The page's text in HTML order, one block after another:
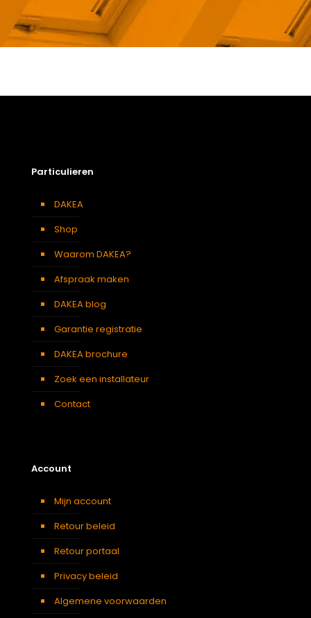
Particulieren
DAKEA
Shop
Waarom DAKEA?
Afspraak maken
DAKEA blog
Garantie registratie
DAKEA brochure
Zoek een installateur
Contact
Account
Mijn account
Retour beleid
Retour portaal
Privacy beleid
Algemene voorwaarden